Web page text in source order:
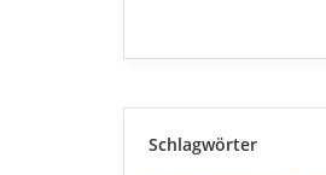
Schlagwörter